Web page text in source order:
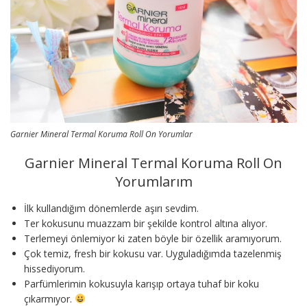
Garnier Mineral Termal Koruma Roll On Yorumlar
Garnier Mineral Termal Koruma Roll On
Yorumlarım
İlk kullandığım dönemlerde aşırı sevdim.
Ter kokusunu muazzam bir şekilde kontrol altına alıyor.
Terlemeyi önlemiyor ki zaten böyle bir özellik aramıyorum.
Çok temiz, fresh bir kokusu var. Uyguladığımda tazelenmiş
hissediyorum.
Parfümlerimin kokusuyla karışıp ortaya tuhaf bir koku
çıkarmıyor.